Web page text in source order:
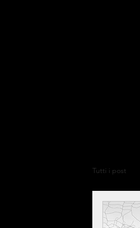
Tutti i post